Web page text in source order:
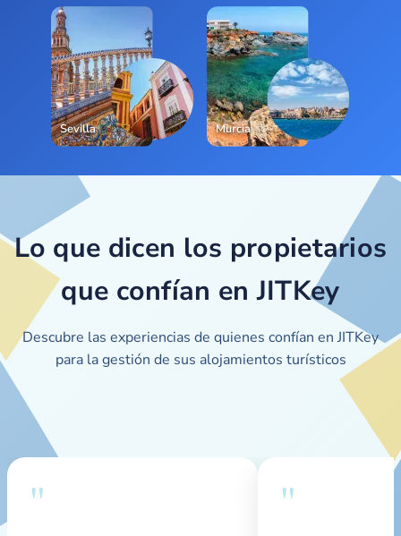
Sevilla Murcia
Lo que dicen los propietarios
que confían en JITKey
Descubre las experiencias de quienes confían en JITKey
para la gestión de sus alojamientos turísticos
" "